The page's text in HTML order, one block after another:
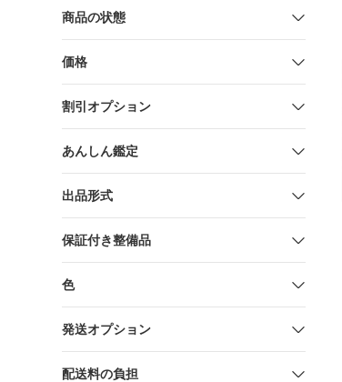
商品の状態
価格
割引オプション
あんしん鑑定
出品形式
保証付き整備品
色
発送オプション
配送料の負担